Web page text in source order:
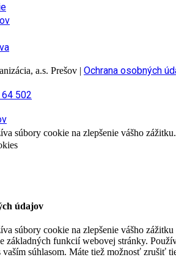
a.s. Prešov | Ochrana osobných
502
súbory cookie na zlepšenie vášho
údajov
súbory cookie na zlepšenie vášho
základných funkcií webovej stránky.
vaším súhlasom. Máte tiež možnosť zrušiť